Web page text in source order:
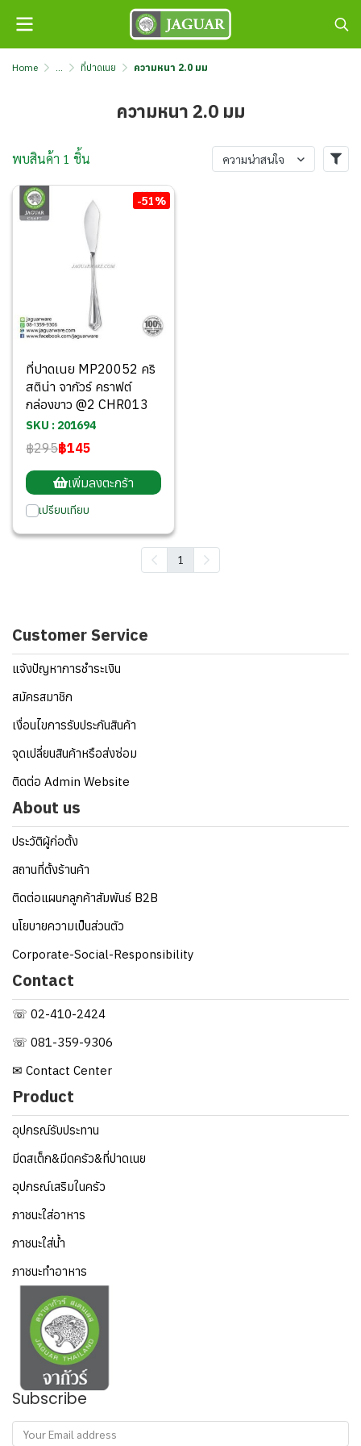
Home ... ที่ปาดเนย ความหนา 2.0 มม
ความหนา 2.0 มม
พบสินค้า 1 ชิ้น ความน่าสนใจ
-51%
ที่ปาดเนย MP20052 คริ
สติน่า จากัวร์ คราฟต์
กล่องขาว @2 CHR013
SKU : 201694
฿295฿145
เพิ่มลงตะกร้า
เปรียบเทียบ
1
Customer Service
แจ้งปัญหาการชำระเงิน
สมัครสมาชิก
เงื่อนไขการรับประกันสินค้า
จุดเปลี่ยนสินค้าหรือส่งซ่อม
ติดต่อ Admin Website
About us
ประวัติผู้ก่อตั้ง
สถานที่ตั้งร้านค้า
ติดต่อแผนกลูกค้าสัมพันธ์ B2B
นโยบายความเป็นส่วนตัว
Corporate-Social-Responsibility
Contact
☏ 02-410-2424
☏ 081-359-9306
✉ Contact Center
Product
อุปกรณ์รับประทาน
มีดสเต็ก&มีดครัว&ที่ปาดเนย
อุปกรณ์เสริมในครัว
ภาชนะใส่อาหาร
ภาชนะใส่น้ำ
ภาชนะทำอาหาร
Subscribe